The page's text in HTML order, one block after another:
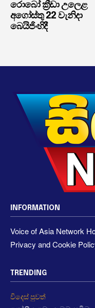
රොබෝ ක්‍රීඩා උලෙළ
අගෝස්තු 22 වැනිදා
බෙයිජිංහිදී
INFORMATION
Voice of Asia Network
Privacy and Cookie
TRENDING
විදෙස් පුවත්